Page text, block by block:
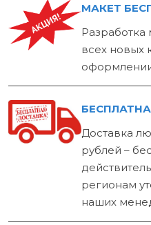
МАКЕТ
Разработка
всех новых
Доставка
рублей –
регионам
наших